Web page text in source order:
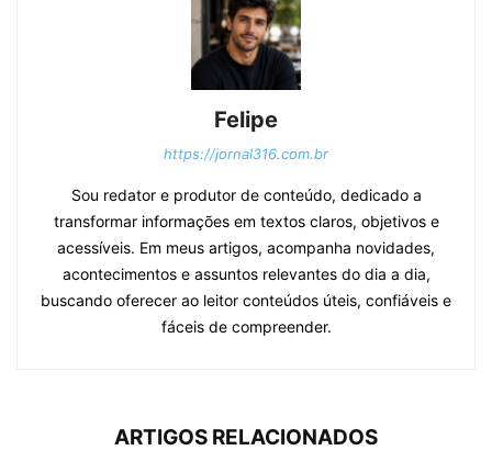
Felipe
https://jornal316.com.br
Sou redator e produtor de conteúdo, dedicado a
transformar informações em textos claros, objetivos e
acessíveis. Em meus artigos, acompanha novidades,
acontecimentos e assuntos relevantes do dia a dia,
buscando oferecer ao leitor conteúdos úteis, confiáveis e
fáceis de compreender.
ARTIGOS RELACIONADOS